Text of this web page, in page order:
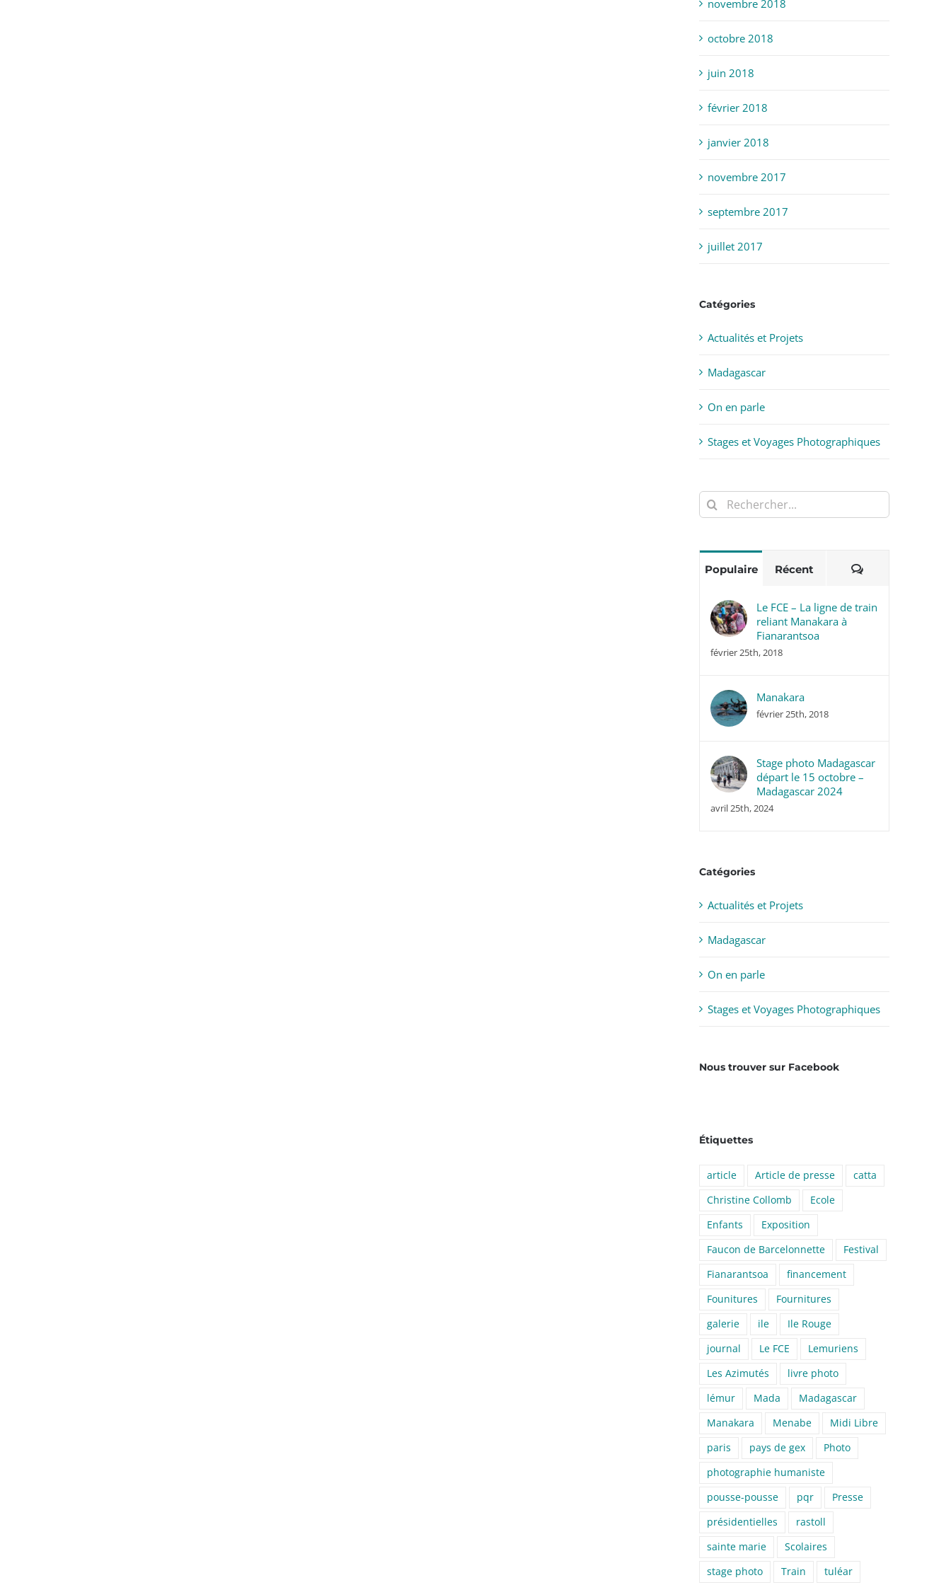
novembre 2018
octobre 2018
juin 2018
février 2018
janvier 2018
novembre 2017
septembre 2017
juillet 2017
Catégories
Actualités et Projets
Madagascar
On en parle
Stages et Voyages Photographiques
Rechercher:
Populaire Récent Commentaires
Le FCE – La ligne de train
reliant Manakara à
Fianarantsoa
février 25th, 2018
Manakara
février 25th, 2018
Stage photo Madagascar
départ le 15 octobre –
Madagascar 2024
avril 25th, 2024
Catégories
Actualités et Projets
Madagascar
On en parle
Stages et Voyages Photographiques
Nous trouver sur Facebook
Étiquettes
article Article de presse
catta
Christine Collomb
Ecole
Enfants
Exposition
Faucon de Barcelonnette
Festival
Fianarantsoa
financement
Founitures
Fournitures
galerie
ile
Ile Rouge
journal
Le FCE
Lemuriens
Les Azimutés
livre photo
lémur
Mada
Madagascar
Manakara
Menabe
Midi Libre
paris
pays de gex
Photo
photographie humaniste
pousse-pousse
pqr
Presse
présidentielles
rastoll
sainte marie
Scolaires
stage photo
Train tuléar